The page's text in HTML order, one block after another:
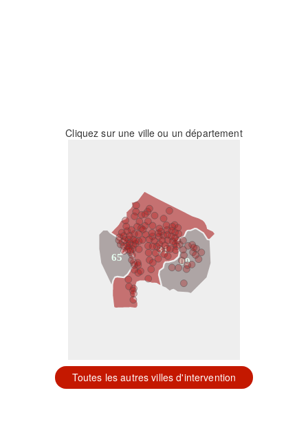
Cliquez sur une ville ou un département
31
09
65
Toutes les autres villes d'intervention